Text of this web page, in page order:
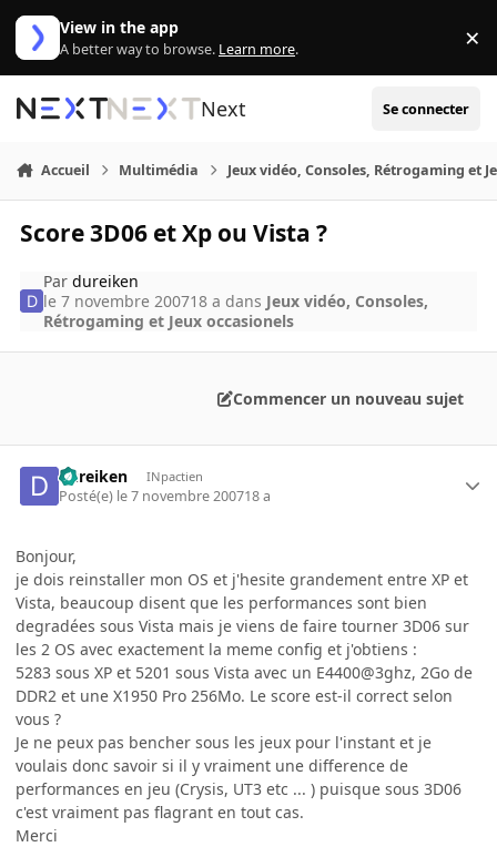
Aller au contenu
View in the app
A better way to browse. Learn more. ×
Next Se connecter
Accueil Multimédia Jeux vidéo, Consoles, Rétrogaming et
Score 3D06 et Xp ou Vista ?
Pardureiken
le 7 novembre 200718 a dans Jeux vidéo, Consoles,
Rétrogaming et Jeux occasionels
Commencer un nouveau sujet
dureiken INpactien
Posté(e) le 7 novembre 200718 a
Bonjour,
je dois reinstaller mon OS et j'hesite grandement entre XP et
Vista, beaucoup disent que les performances sont bien
degradées sous Vista mais je viens de faire tourner 3D06 sur
les 2 OS avec exactement la meme config et j'obtiens :
5283 sous XP et 5201 sous Vista avec un E4400@3ghz, 2Go de
DDR2 et une X1950 Pro 256Mo. Le score est-il correct selon
vous ?
Je ne peux pas bencher sous les jeux pour l'instant et je
voulais donc savoir si il y vraiment une difference de
performances en jeu (Crysis, UT3 etc ... ) puisque sous 3D06
c'est vraiment pas flagrant en tout cas.
Merci